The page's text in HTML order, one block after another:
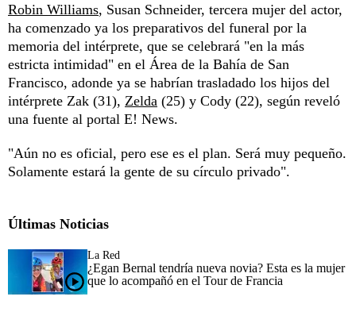
Robin Williams, Susan Schneider, tercera mujer del actor,
ha comenzado ya los preparativos del funeral por la
memoria del intérprete, que se celebrará "en la más
estricta intimidad" en el Área de la Bahía de San
Francisco, adonde ya se habrían trasladado los hijos del
intérprete Zak (31), Zelda (25) y Cody (22), según reveló
una fuente al portal E! News.
"Aún no es oficial, pero ese es el plan. Será muy pequeño.
Solamente estará la gente de su círculo privado".
Últimas Noticias
La Red
¿Egan Bernal tendría nueva novia? Esta es la mujer
que lo acompañó en el Tour de Francia